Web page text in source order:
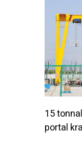
15
portal